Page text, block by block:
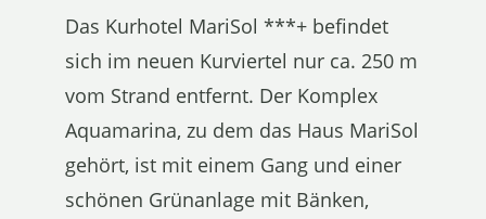
Das Kurhotel MariSol ***+ befindet
sich im neuen Kurviertel nur ca. 250 m
vom Strand entfernt. Der Komplex
Aquamarina, zu dem das Haus MariSol
gehört, ist mit einem Gang und einer
schönen Grünanlage mit Bänken,